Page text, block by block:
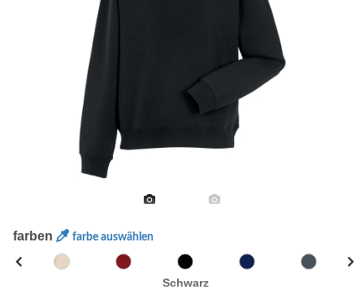
farben farbe auswählen
Schwarz